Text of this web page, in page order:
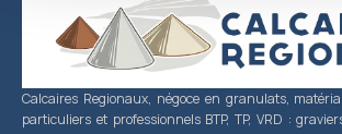
Calcaires Regionaux, négoce en granulats,
particuliers et professionnels BTP, TP, VRD :